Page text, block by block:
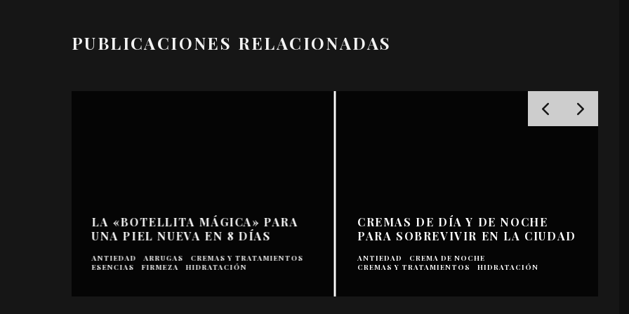
PUBLICACIONES RELACIONADAS
LA «BOTELLITA MÁGICA» PARA
UNA PIEL NUEVA EN 8 DÍAS
ANTIEDAD ARRUGAS
CREMAS Y TRATAMIENTOS
ESENCIAS
FIRMEZA HIDRATACIÓN
CREMAS DE DÍA Y DE NOCHE
PARA SOBREVIVIR EN LA CIUDAD
ANTIEDAD
CREMA DE NOCHE
CREMAS Y TRATAMIENTOS
HIDRATACIÓN